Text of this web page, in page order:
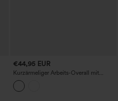
€44,95 EUR
Kurzärmeliger Arbeits-Overall mit
Schalkragen, Gürtel und Taschen.